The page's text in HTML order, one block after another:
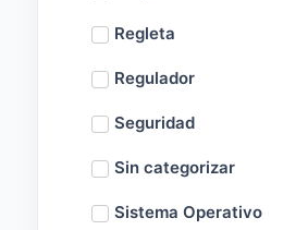
Regleta
Regulador
Seguridad
Sin categorizar
Sistema Operativo